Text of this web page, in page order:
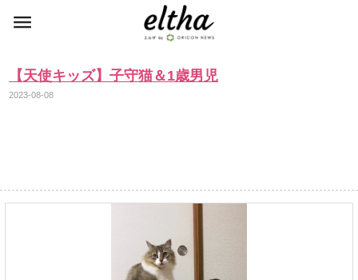
【天使キッズ】子守猫＆1歳男児
2023-08-08